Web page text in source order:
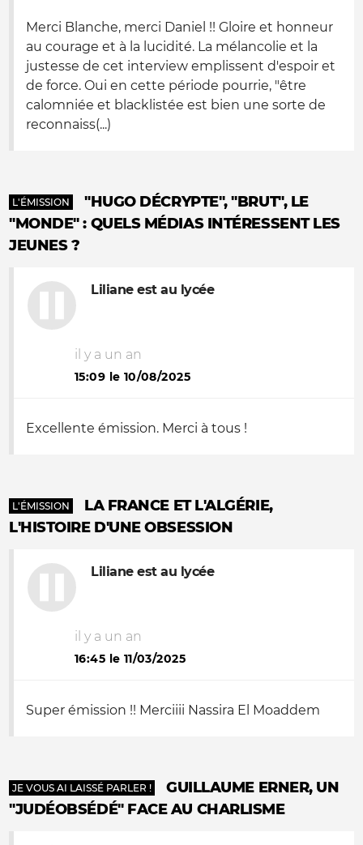
Merci Blanche, merci Daniel !! Gloire et honneur
au courage et à la lucidité. La mélancolie et la
justesse de cet interview emplissent d'espoir et
de force. Oui en cette période pourrie, "être
calomniée et blacklistée est bien une sorte de
reconnaiss(...)
L'ÉMISSION
"HUGO DÉCRYPTE", "BRUT", LE
"MONDE" : QUELS MÉDIAS INTÉRESSENT LES
JEUNES ?
Liliane est au lycée
il y a un an
15:09 le 10/08/2025
Excellente émission. Merci à tous !
L'ÉMISSION
LA FRANCE ET L'ALGÉRIE,
L'HISTOIRE D'UNE OBSESSION
Liliane est au lycée
il y a un an
16:45 le 11/03/2025
Super émission !! Merciiii Nassira El Moaddem
JE VOUS AI LAISSÉ PARLER !
GUILLAUME ERNER, UN
"JUDÉOBSÉDÉ" FACE AU CHARLISME